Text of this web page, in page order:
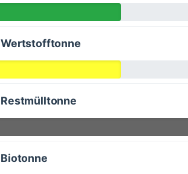
Wertstofftonne
Restmülltonne
Biotonne